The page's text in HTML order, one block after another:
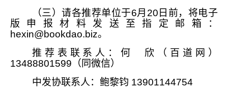
（三）请各推荐单位于6月20日前，将电子
版申报材料发送至指定邮箱：
hexin@bookdao.biz。
推荐表联系人：何 欣（百道网）
13488801599（同微信）
中发协联系人：鲍黎钧 13901144754